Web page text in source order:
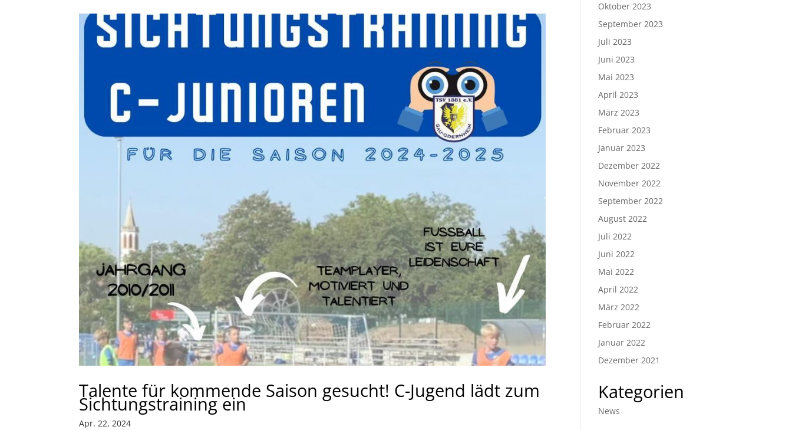
Talente für kommende Saison gesucht! C-Jugend lädt zum
Sichtungstraining ein
Apr. 22, 2024
Oktober 2023
September 2023
Juli 2023
Juni 2023
Mai 2023
April 2023
März 2023
Februar 2023
Januar 2023
Dezember 2022
November 2022
September 2022
August 2022
Juli 2022
Juni 2022
Mai 2022
April 2022
März 2022
Februar 2022
Januar 2022
Dezember 2021
Kategorien
News